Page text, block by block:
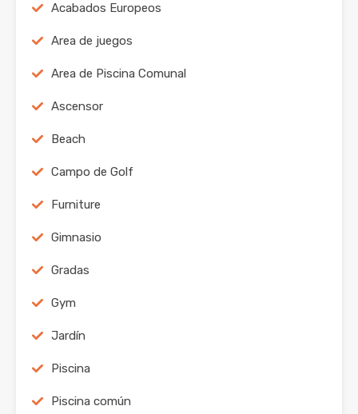
Acabados Europeos
Area de juegos
Area de Piscina Comunal
Ascensor
Beach
Campo de Golf
Furniture
Gimnasio
Gradas
Gym
Jardín
Piscina
Piscina común